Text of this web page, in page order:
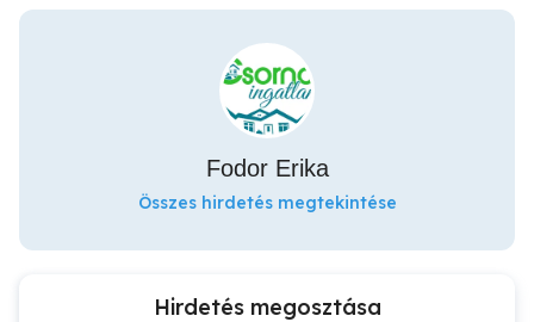
Fodor Erika
Összes hirdetés megtekintése
Hirdetés megosztása